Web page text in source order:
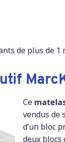
de plus de 1
Ce
vendus de
d’un bloc
deux blocs